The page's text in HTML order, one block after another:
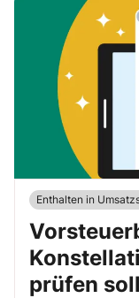
Enthalten in
prüfen